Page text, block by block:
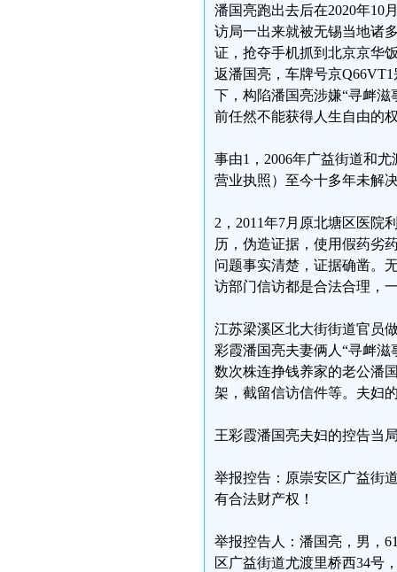
潘国亮跑出去后在2020年10
访局一出来就被无锡当地诸
证，抢夺手机抓到北京京华
返潘国亮，车牌号京
下，构陷潘国亮涉嫌“寻衅
前任然不能获得人生自由的
事由1，2006年广益街道和
营业执照）至今十多年未解
2，2011年7月原北塘区医院
历，伪造证据，使用假药劣
问题事实清楚，证据确凿。
访部门信访都是合法合理，
江苏梁溪区北大街街道官员
彩霞潘国亮夫妻俩人“寻衅
数次株连挣钱养家的老公潘
架，截留信访信件等。夫妇
王彩霞潘国亮夫妇的控告当
举报控告：原崇安区广益街
有合法财产权！
举报控告人：潘国亮，男，
区广益街道尤渡里桥西34号